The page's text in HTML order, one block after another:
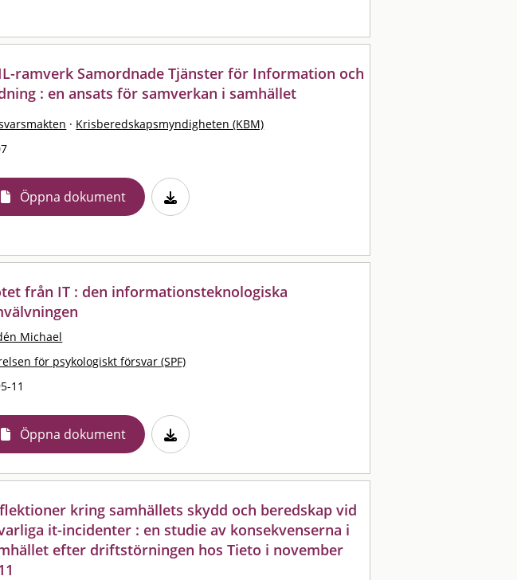
ramverk Samordnade Tjänster för Information och
: en ansats för samverkan i samhället
· Krisberedskapsmyndigheten (KBM)
Öppna dokument
från IT : den informationsteknologiska
Michael
för psykologiskt försvar (SPF)
11
Öppna dokument
kring samhällets skydd och beredskap vid
it-incidenter : en studie av konsekvenserna i
efter driftstörningen hos Tieto i november